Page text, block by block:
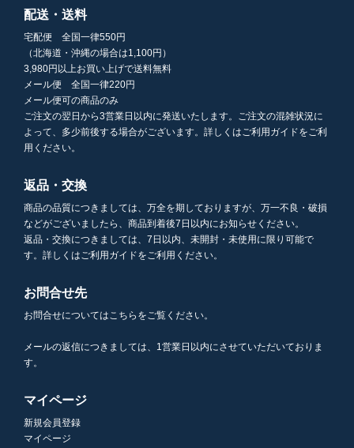
配送・送料
宅配便 全国一律550円
（北海道・沖縄の場合は1,100円）
3,980円以上お買い上げで送料無料
メール便 全国一律220円
メール便可の商品のみ
ご注文の翌日から3営業日以内に発送いたします。ご注文の混雑状況に
よって、多少前後する場合がございます。詳しくはご利用ガイドをご利
用ください。
返品・交換
商品の品質につきましては、万全を期しておりますが、万一不良・破損
などがございましたら、商品到着後7日以内にお知らせください。
返品・交換につきましては、7日以内、未開封・未使用に限り可能で
す。詳しくはご利用ガイドをご利用ください。
お問合せ先
お問合せについてはこちらをご覧ください。
メールの返信につきましては、1営業日以内にさせていただいておりま
す。
マイページ
新規会員登録
マイページ